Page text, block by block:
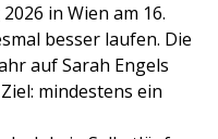
2026 in Wien am 16.
besser laufen. Die
auf Sarah Engels
mindestens ein